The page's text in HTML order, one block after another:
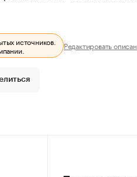
источников.
Редактировать